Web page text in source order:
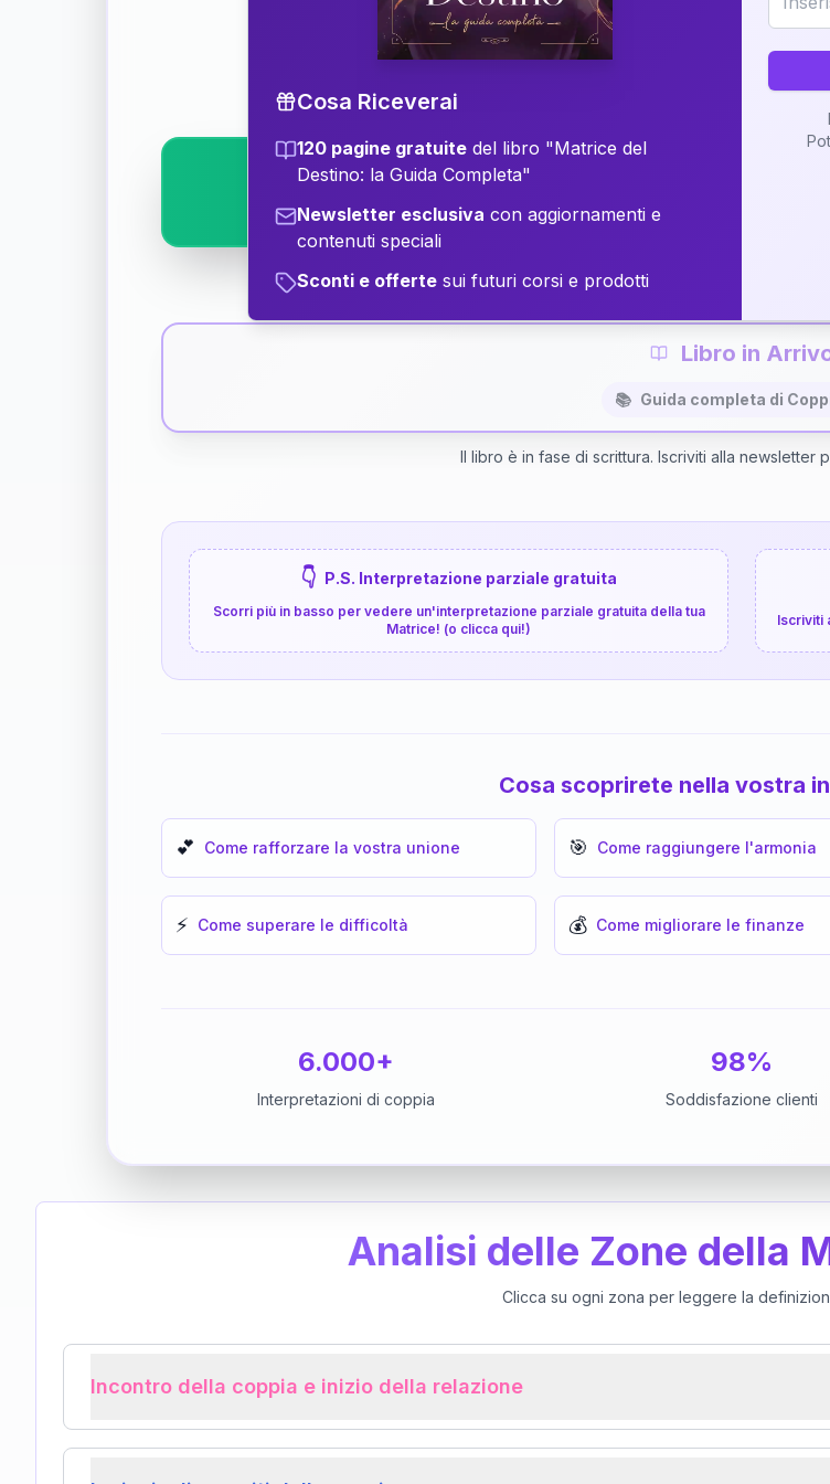
Scopri il significato della vostra Matrice di Coppia
✨ Interpretazione
⚡
Libro in
📚 Guida completa di
Il libro è in fase di scrittura. Iscriviti alla newsletter
👇 P.S. Interpretazione parziale gratuita
Scorri più in basso per vedere un'interpretazione parziale gratuita della tua
Matrice! (o clicca qui!)
Iscriviti
Cosa scoprirete nella vostra
💕 Come rafforzare la vostra unione 🎯 Come raggiungere l'armonia
⚡ Come superare le difficoltà 💰 Come migliorare le finanze
6.000+
Interpretazioni di coppia
98%
Soddisfazione clienti
Analisi delle Zone della
Clicca su ogni zona per leggere la
Incontro della coppia e inizio della relazione
Cosa Riceverai
120 pagine gratuite del libro "Matrice del
Destino: la Guida Completa"
Newsletter esclusiva con aggiornamenti e
contenuti speciali
Sconti e offerte sui futuri corsi e prodotti